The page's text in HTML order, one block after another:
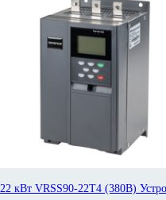
22 кВт VRSS90-22T4 (380В)